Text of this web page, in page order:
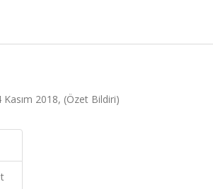
2018, (Özet Bildiri)